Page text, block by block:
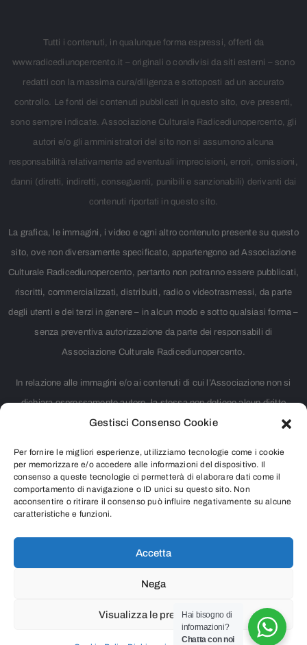
Gestisci Consenso Cookie
Per fornire le migliori esperienze, utilizziamo tecnologie come i cookie
per memorizzare e/o accedere alle informazioni del dispositivo. Il
consenso a queste tecnologie ci permetterà di elaborare dati come il
comportamento di navigazione o ID unici su questo sito. Non
acconsentire o ritirare il consenso può influire negativamente su alcune
caratteristiche e funzioni.
Accetta
Nega
Visualizza le preferenze
Tutti i contenuti, in qualunque forma espressi, offerti da
www.radicediunopercento.it – originali o condivisi da siti esterni – sono
redatti con la massima cura/diligenza e sottoposti ad un accurato
controllo. Le fonti dei contenuti pubblicati in questo sito, ove presenti,
sono sempre indicate. Associazione Culturale Radicediunopercento, gli
autori e/o gli amministratori del sito non si assumono alcuna
responsabilità relativamente ad eventuali imprecisioni, errori, omissioni,
danni (diretti, indiretti, conseguenti, punibili e sanzionabili) derivanti dai
contenuti riportati in questo sito.
La grafica, le immagini, i video e ogni altro contenuto presente su questo
sito, ove non diversamente specificato, appartengono ad Associazione
Culturale Radicediunopercento, pertanto non potranno essere pubblicati,
riscritti, commercializzati, distribuiti, radio o videotrasmessi, da parte
degli utenti e dei terzi in genere – in alcun modo e sotto qualsiasi forma –
senza preventiva autorizzazione da parte dei responsabili di
Associazione Culturale Radicediunopercento.
In relazione alle immagini e/o ai contenuti di cui l’Associazione non si
dichiara espressamente autore, la stessa non detiene alcun diritto
d’autore. Nei casi in cui non è citata la fonte, si tratta di materiale
Chiunque rivendicasse il copyright di qualsiasi immagine o contenuto
presente o intendesse segnalare qualsiasi controversia riguardante i
diritti d’autore, è pregato di contattarci inviando una e-mail all’indirizzo
Associazione Culturale Radicediunopercento
P.iva 07987530966 – Codice Fiscale 97626690156
Hai bisogno di
informazioni?
Chatta con noi